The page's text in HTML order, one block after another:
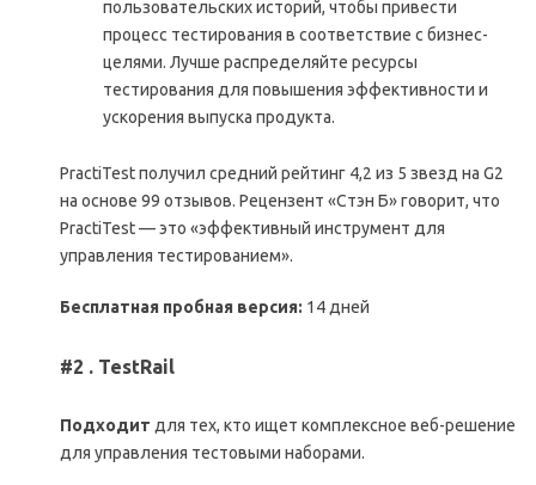
пользовательских историй, чтобы привести
процесс тестирования в соответствие с бизнес-
целями. Лучше распределяйте ресурсы
тестирования для повышения эффективности и
ускорения выпуска продукта.
PractiTest получил средний рейтинг 4,2 из 5 звезд на G2
на основе 99 отзывов. Рецензент «Стэн Б» говорит, что
PractiTest — это «эффективный инструмент для
управления тестированием».
Бесплатная пробная версия: 14 дней
#2 . TestRail
Подходит для тех, кто ищет комплексное веб-решение
для управления тестовыми наборами.